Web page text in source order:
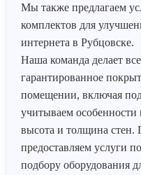
Мы также предлагаем
комплектов для
интернета в Рубцовске.
Наша команда делает
гарантированное
помещении, включая
учитываем
высота и толщина
предоставляем услуги
подбору оборудования